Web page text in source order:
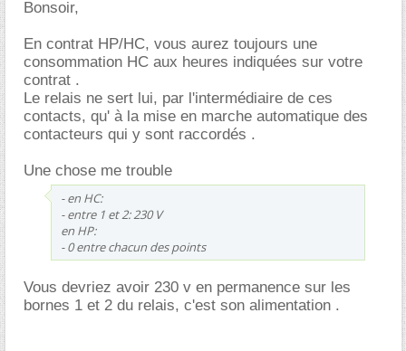
Bonsoir,
En contrat HP/HC, vous aurez toujours une
consommation HC aux heures indiquées sur votre
contrat .
Le relais ne sert lui, par l'intermédiaire de ces
contacts, qu' à la mise en marche automatique des
contacteurs qui y sont raccordés .
Une chose me trouble
- en HC:
- entre 1 et 2: 230 V
en HP:
- 0 entre chacun des points
Vous devriez avoir 230 v en permanence sur les
bornes 1 et 2 du relais, c'est son alimentation .